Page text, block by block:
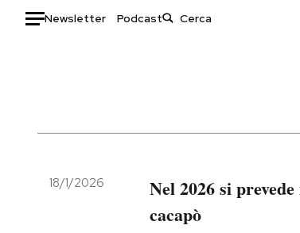
Newsletter Podcast
Italia
Politica
Moda
Storie/Idee
Ok Boomer!
18/1/2026
Nel 2026 si
cacapò